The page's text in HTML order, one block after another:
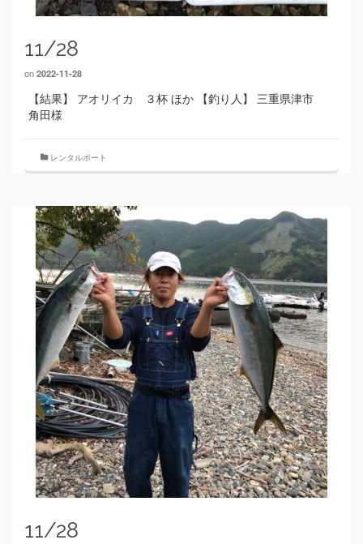
11/28
on 2022-11-28
【結果】 アオリイカ ３杯 ほか 【釣り人】 三重県津市
角田様
レンタルボート
11/28